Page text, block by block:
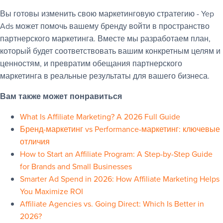
Вы готовы изменить свою маркетинговую стратегию - Yep
Ads может помочь вашему бренду войти в пространство
партнерского маркетинга. Вместе мы разработаем план,
который будет соответствовать вашим конкретным целям и
ценностям, и превратим обещания партнерского
маркетинга в реальные результаты для вашего бизнеса.
Вам также может понравиться
What Is Affiliate Marketing? A 2026 Full Guide
Бренд-маркетинг vs Performance-маркетинг: ключевые
отличия
How to Start an Affiliate Program: A Step-by-Step Guide
for Brands and Small Businesses
Smarter Ad Spend in 2026: How Affiliate Marketing Helps
You Maximize ROI
Affiliate Agencies vs. Going Direct: Which Is Better in
2026?